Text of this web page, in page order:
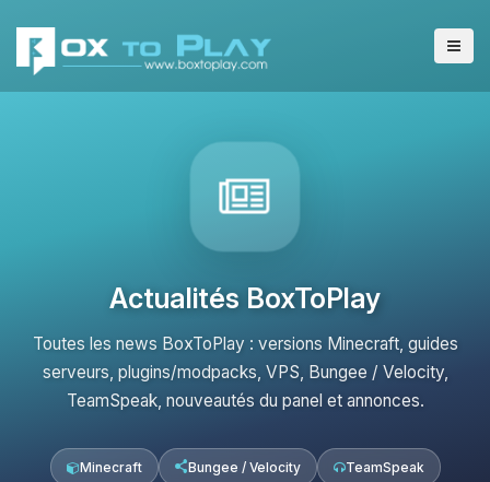
Actualités BoxToPlay
Toutes les news BoxToPlay : versions Minecraft, guides
serveurs, plugins/modpacks, VPS, Bungee / Velocity,
TeamSpeak, nouveautés du panel et annonces.
Minecraft Bungee / Velocity TeamSpeak